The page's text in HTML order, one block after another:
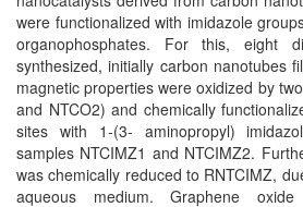
were functionalized with imidazole
organophosphates. For this, eight
synthesized, initially carbon nanotubes
magnetic properties were oxidized by
and NTCO2) and chemically
sites with 1-(3- aminopropyl)
samples NTCIMZ1 and NTCIMZ2.
was chemically reduced to RNTCIMZ,
aqueous medium. Graphene